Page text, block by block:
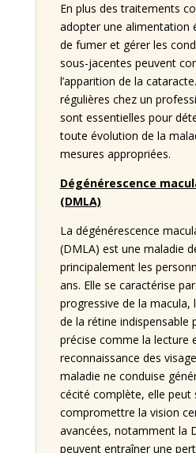
En plus des traitements
adopter une alimentation
de fumer et gérer les
sous-jacentes peuvent
l’apparition de la
régulières chez un
sont essentielles pour
toute évolution de la
mesures appropriées.
Dégénérescence
(DMLA)
La dégénérescence
(DMLA) est une maladie
principalement les
ans. Elle se caractérise
progressive de la macula,
de la rétine indispensable
précise comme la lecture
reconnaissance des
maladie ne conduise
cécité complète, elle peut
compromettre la vision
avancées, notamment la
peuvent entraîner une